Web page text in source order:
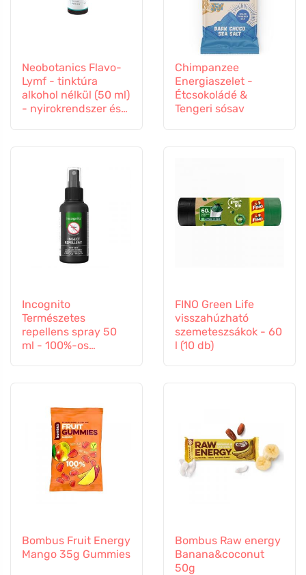
Neobotanics Flavo-
Lymf - tinktúra
alkohol nélkül (50 ml)
- nyirokrendszer és
Chimpanzee
Energiaszelet -
Étcsokoládé &
Tengeri sósav
Incognito
Természetes
repellens spray 50
ml - 100%-os
FINO Green Life
visszahúzható
szemeteszsákok - 60
l (10 db)
Bombus Fruit Energy
Mango 35g Gummies
Bombus Raw energy
Banana&coconut
50g